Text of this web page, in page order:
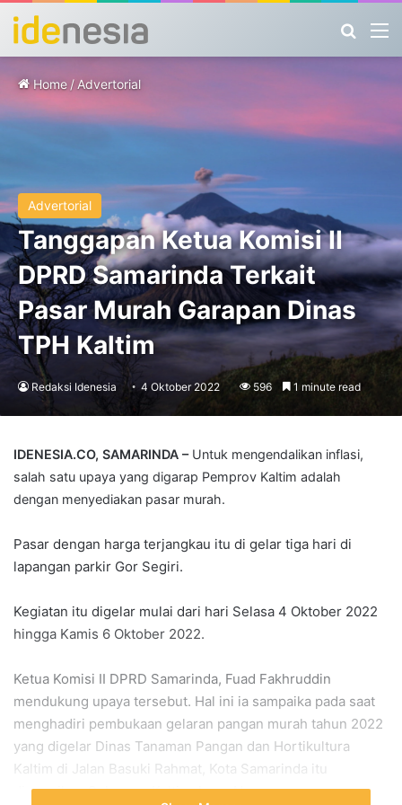
Home / Advertorial
Advertorial
Tanggapan Ketua Komisi II
DPRD Samarinda Terkait
Pasar Murah Garapan Dinas
TPH Kaltim
Redaksi Idenesia 4 Oktober 2022 596 1 minute read
IDENESIA.CO, SAMARINDA – Untuk mengendalikan inflasi,
salah satu upaya yang digarap Pemprov Kaltim adalah
dengan menyediakan pasar murah.
Pasar dengan harga terjangkau itu di gelar tiga hari di
lapangan parkir Gor Segiri.
Kegiatan itu digelar mulai dari hari Selasa 4 Oktober 2022
hingga Kamis 6 Oktober 2022.
Ketua Komisi II DPRD Samarinda, Fuad Fakhruddin
mendukung upaya tersebut. Hal ini ia sampaika pada saat
menghadiri pembukaan gelaran pangan murah tahun 2022
yang digelar Dinas Tanaman Pangan dan Hortikultura
Kaltim di Jalan Basuki Rahmat, Kota Samarinda itu
diresmikan Gubernur Kaltim, Isran Noor.